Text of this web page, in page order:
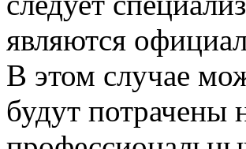
являются
В этом случае
будут потрачены